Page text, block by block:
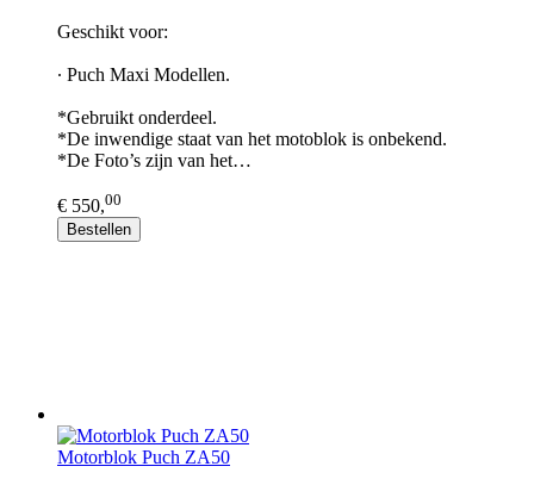
Geschikt voor:
∙ Puch Maxi Modellen.
*Gebruikt onderdeel.
*De inwendige staat van het motoblok is onbekend.
*De Foto’s zijn van het…
€ 550,00
Bestellen
Motorblok Puch ZA50